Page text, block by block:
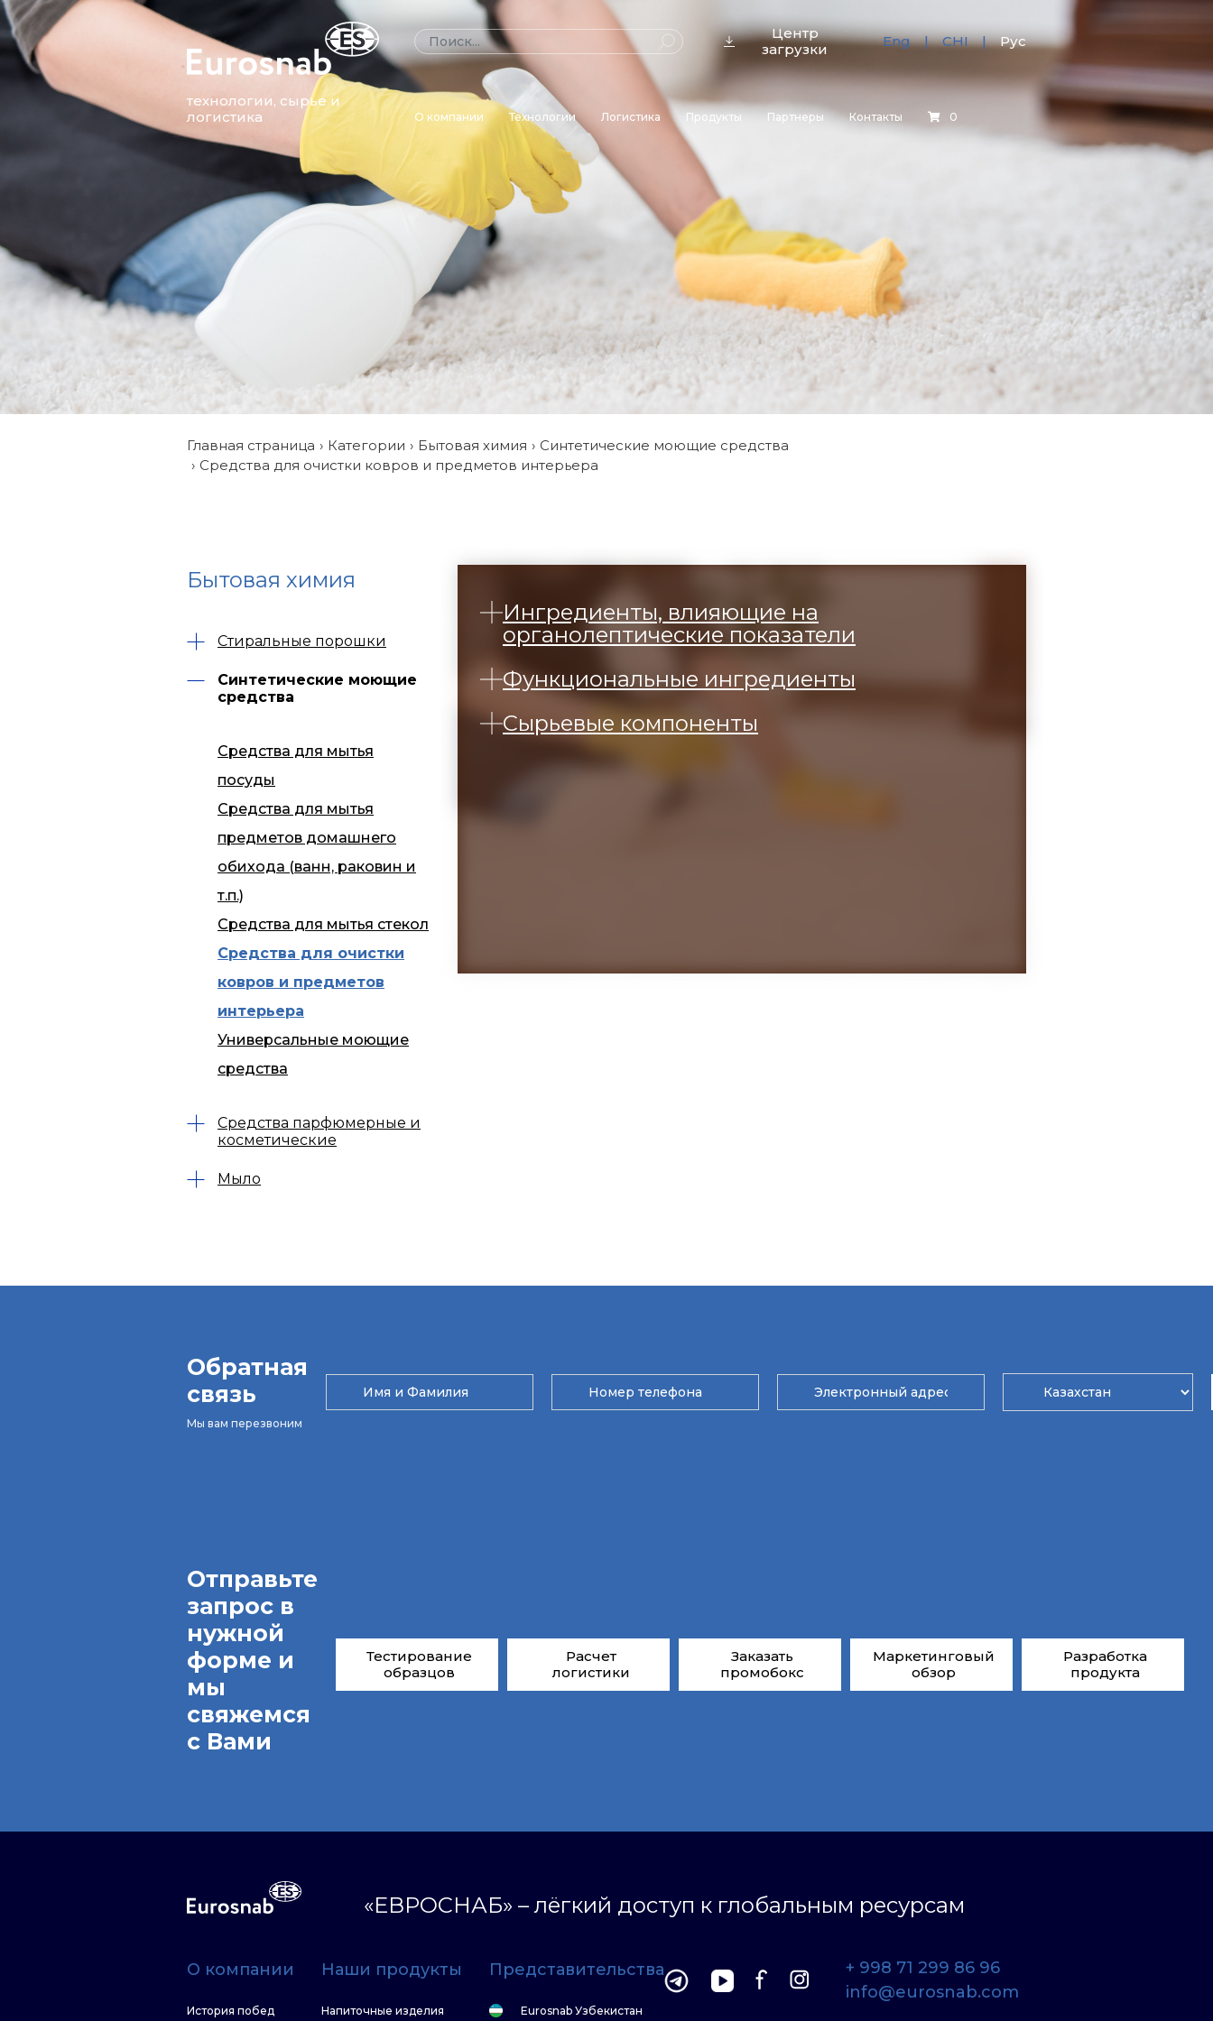
технологии, сырье и
логистика
Центр
загрузки
Eng CHI Рус
О компании Технологии Логистика Продукты Партнеры Контакты 0
Главная страница Категории Бытовая химия
Синтетические моющие средства
Средства для очистки ковров и предметов интерьера
Бытовая химия
Стиральные порошки
Синтетические моющие
средства
Средства для мытья
посуды
Средства для мытья
предметов домашнего
обихода (ванн, раковин и
т.п.)
Средства для мытья стекол
Средства для очистки
ковров и предметов
интерьера
Универсальные моющие
средства
Средства парфюмерные и
косметические
Мыло
Ингредиенты, влияющие на
органолептические показатели
Функциональные ингредиенты
Сырьевые компоненты
Обратная
связь
Мы вам перезвоним
Отправьте
запрос в
нужной
форме и
мы
свяжемся
с Вами
Тестирование
образцов
Расчет
логистики
Заказать
промобокс
Маркетинговый
обзор
Разработка
продукта
«ЕВРОСНАБ» – лёгкий доступ к глобальным ресурсам
О компании
История побед
Наши продукты
Напиточные изделия
Представительства
Eurosnab Узбекистан
+ 998 71 299 86 96
info@eurosnab.com